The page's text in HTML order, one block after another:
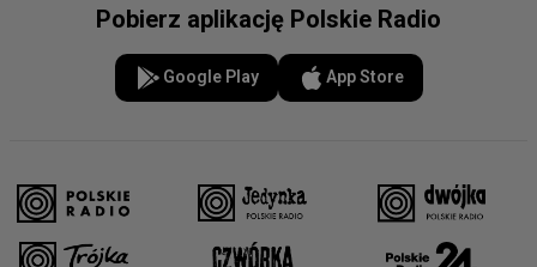
Pobierz aplikację Polskie Radio
Google Play App Store